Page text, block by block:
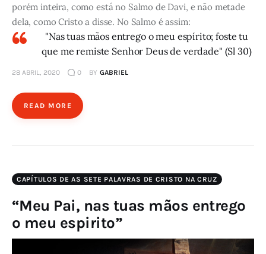
porém inteira, como está no Salmo de Davi, e não metade
dela, como Cristo a disse. No Salmo é assim:
"Nas tuas mãos entrego o meu espírito; foste tu
que me remiste Senhor Deus de verdade" (Sl 30)
28 ABRIL, 2020 0 BY GABRIEL
READ MORE
CAPÍTULOS DE AS SETE PALAVRAS DE CRISTO NA CRUZ
“Meu Pai, nas tuas mãos entrego
o meu espirito”